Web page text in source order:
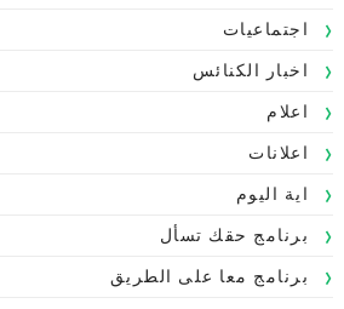
اجتماعيات
اخبار الكنائس
اعلام
اعلانات
اية اليوم
برنامج حقك تسأل
برنامج معا على الطريق